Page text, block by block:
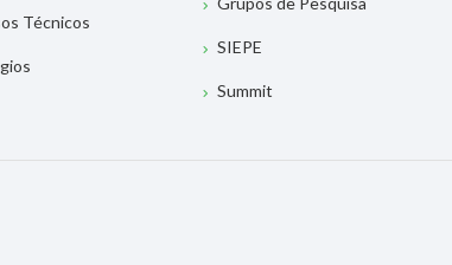
Técnicos
SIEPE
Summit